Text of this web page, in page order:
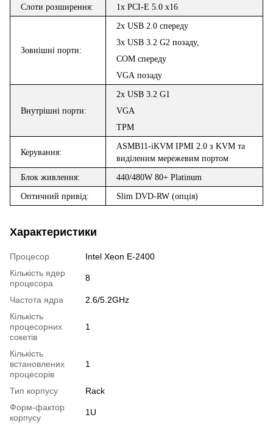
Слоти розширення: 1x PCI-E 5 .0x16
Зовнішні порти:
2x USB 2.0спереду
3x USB 3.2G2 позаду,
COM спереду
VGA позаду
Внутрішні порти:
2x USB3 2G1
VGA
TPM
Керування:
ASMB11-iKVM IPMI 2.0з KVMта
виділеним мережевим портом
Блок живлення: 440/480W 80+ Platinum
Оптичний привід: Slim DVD-RW (опція)
Характеристики
Процесор
Intel Xeon E-2400
Кількість ядер
процесора
8
Частота ядра
2.6/5.2GHz
Кількість
процесорних
сокетів
1
Кількість
встановлених
процесорів
1
Тип корпусу
Rack
Форм-фактор
корпусу
1U